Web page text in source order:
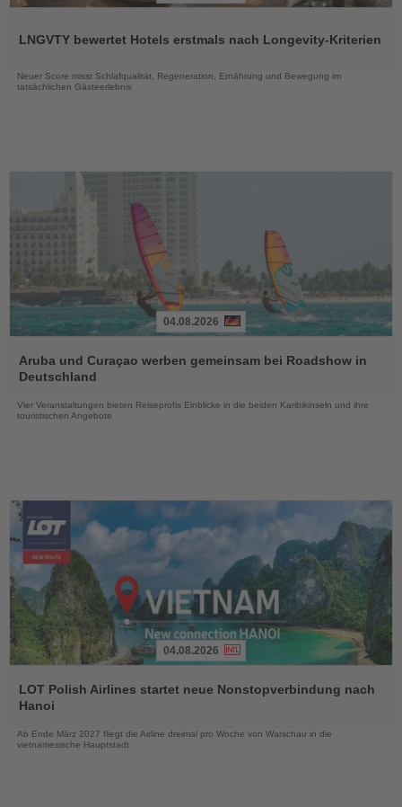
dieLNGVTY bewertet Hotels erstmals nach Longevity-Kriterien
Neuer Score misst Schlafqualität, Regeneration, Ernährung und Bewegung im
tatsächlichen Gästeerlebnis
Sie
die
04.08.2026
Aruba und Curaçao werben gemeinsam bei Roadshow in
Deutschland
Vier Veranstaltungen bieten Reiseprofis Einblicke in die beiden Karibikinseln und ihre
touristischen Angebote
Sie
die
04.08.2026
LOT Polish Airlines startet neue Nonstopverbindung nach
Hanoi
Ab Ende März 2027 fliegt die Airline dreimal pro Woche von Warschau in die
vietnamesische Hauptstadt